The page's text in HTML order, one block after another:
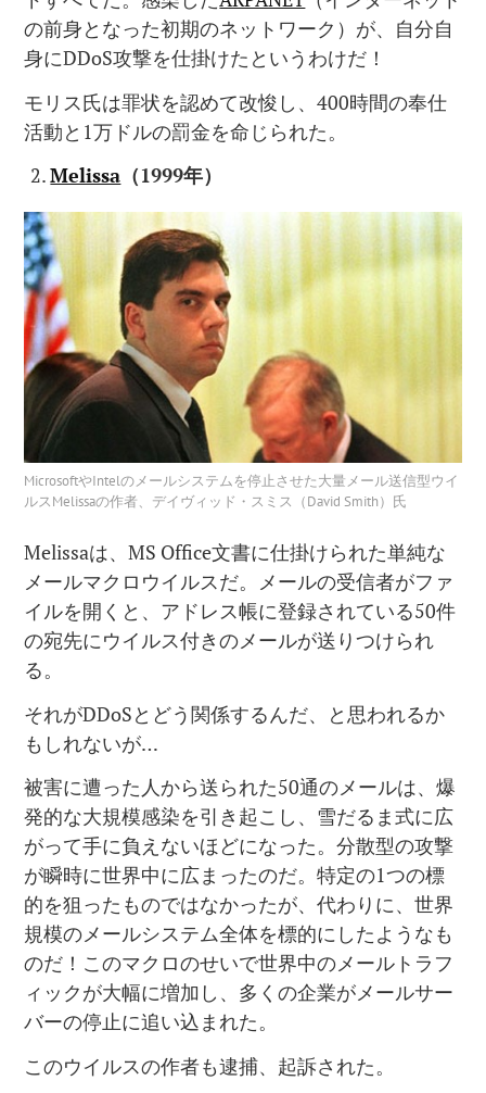
の前身となった初期のネットワーク）が、自分自
身にDDoS攻撃を仕掛けたというわけだ！
モリス氏は罪状を認めて改悛し、400時間の奉仕
活動と1万ドルの罰金を命じられた。
Melissa （1999年）
MicrosoftやIntelのメールシステムを停止させた大量メール送信型ウイ
ルスMelissaの作者、デイヴィッド・スミス（David Smith）氏
Melissaは、MS Office文書に仕掛けられた単純な
メールマクロウイルスだ。メールの受信者がファ
イルを開くと、アドレス帳に登録されている50件
の宛先にウイルス付きのメールが送りつけられ
る。
それがDDoSとどう関係するんだ、と思われるか
もしれないが…
被害に遭った人から送られた50通のメールは、爆
発的な大規模感染を引き起こし、雪だるま式に広
がって手に負えないほどになった。分散型の攻撃
が瞬時に世界中に広まったのだ。特定の1つの標
的を狙ったものではなかったが、代わりに、世界
規模のメールシステム全体を標的にしたようなも
のだ！このマクロのせいで世界中のメールトラフ
ィックが大幅に増加し、多くの企業がメールサー
バーの停止に追い込まれた。
このウイルスの作者も逮捕、起訴された。